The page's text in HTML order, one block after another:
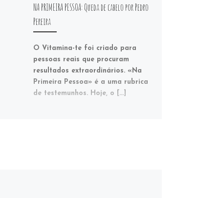
NA PRIMEIRA PESSOA: Queda de cabelo por Pedro
Pereira
O Vitamina-te foi criado para
pessoas reais que procuram
resultados extraordinários. «Na
Primeira Pessoa» é a uma rubrica
de testemunhos. Hoje, o […]